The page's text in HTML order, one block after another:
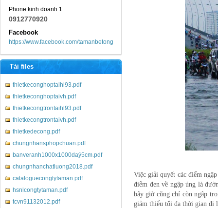
Việc giải quyết các điểm
điểm đen về ngập úng là
bây giờ cũng chỉ còn ngập
giảm thiểu tối đa thời gian đi
Phone kinh doanh 1
0912770920
Facebook
https://www.facebook.com/tamanbetong
Tải files
thietkeconghoptaihl93.pdf
thietkeconghoptaivh.pdf
thietkecongtrontaihl93.pdf
thietkecongtrontaivh.pdf
thietkedecong.pdf
chungnhansphopchuan.pdf
banveranh1000x1000daý5cm.pdf
chungnhanchatluong2018.pdf
cataloguecongtytaman.pdf
hsnlcongtytaman.pdf
tcvn91132012.pdf